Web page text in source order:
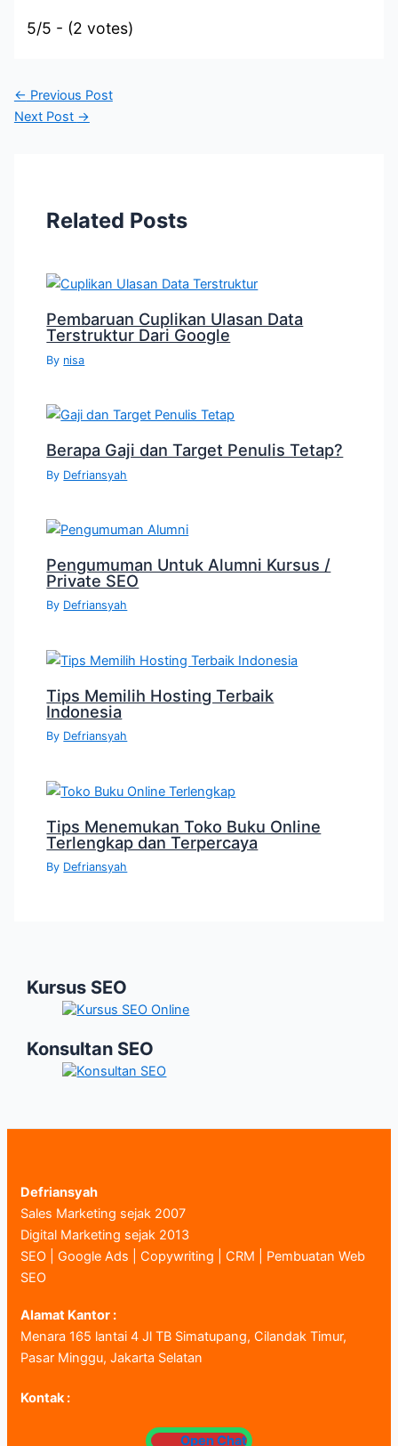
5/5 - (2 votes)
← Previous Post
Next Post →
Related Posts
Pembaruan Cuplikan Ulasan Data
Terstruktur Dari Google
By nisa
Berapa Gaji dan Target Penulis Tetap?
By Defriansyah
Pengumuman Untuk Alumni Kursus /
Private SEO
By Defriansyah
Tips Memilih Hosting Terbaik
Indonesia
By Defriansyah
Tips Menemukan Toko Buku Online
Terlengkap dan Terpercaya
By Defriansyah
Kursus SEO
Konsultan SEO
Defriansyah
Sales Marketing sejak 2007
Digital Marketing sejak 2013
SEO | Google Ads | Copywriting | CRM | Pembuatan Web
SEO
Alamat Kantor :
Menara 165 lantai 4 Jl TB Simatupang, Cilandak Timur,
Pasar Minggu, Jakarta Selatan
Kontak :
Open Chat